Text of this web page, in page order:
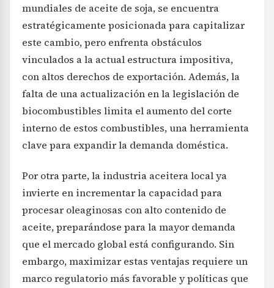
mundiales de aceite de soja, se encuentra
estratégicamente posicionada para capitalizar
este cambio, pero enfrenta obstáculos
vinculados a la actual estructura impositiva,
con altos derechos de exportación. Además, la
falta de una actualización en la legislación de
biocombustibles limita el aumento del corte
interno de estos combustibles, una herramienta
clave para expandir la demanda doméstica.
Por otra parte, la industria aceitera local ya
invierte en incrementar la capacidad para
procesar oleaginosas con alto contenido de
aceite, preparándose para la mayor demanda
que el mercado global está configurando. Sin
embargo, maximizar estas ventajas requiere un
marco regulatorio más favorable y políticas que